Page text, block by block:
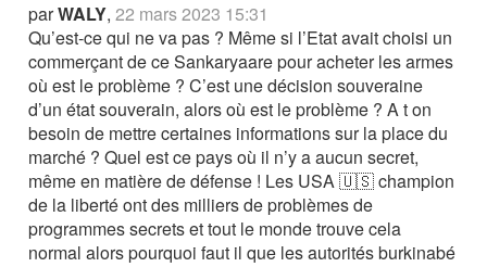
parWALY,22 mars 2023 15:31
Qu’est-ce qui ne va pas ? Même si l’Etat avait choisi un
commerçant de ce Sankaryaare pour acheter les armes
où est le problème ? C’est une décision souveraine
d’un état souverain, alors où est le problème ? A t on
besoin de mettre certaines informations sur la place du
marché ? Quel est ce pays où il n’y a aucun secret,
même en matière de défense ! Les USA 🇺🇸 champion
de la liberté ont des milliers de problèmes de
programmes secrets et tout le monde trouve cela
normal alors pourquoi faut il que les autorités burkinabé